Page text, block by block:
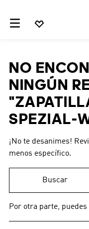
NO
NINGÚN
"
SPEZIAL-
¡No te desanimes!
menos específico.
Por otra parte,